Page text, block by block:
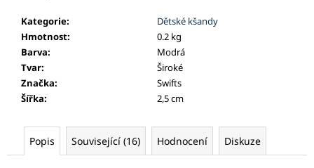
Kategorie:
Dětské kšandy
Hmotnost:
0.2 kg
Barva:
Modrá
Tvar:
Široké
Značka:
Swifts
Šířka: 2,5 cm
Popis Související (16) Hodnocení Diskuze